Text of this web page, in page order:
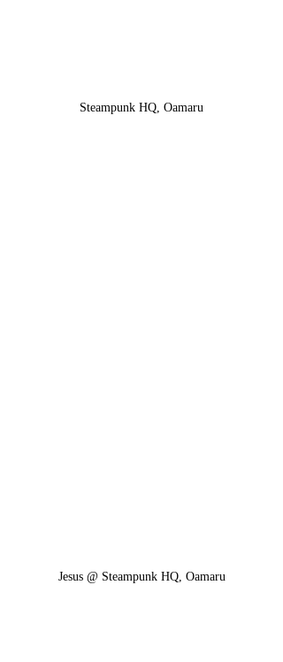
Steampunk HQ, Oamaru
Jesus @ Steampunk HQ, Oamaru